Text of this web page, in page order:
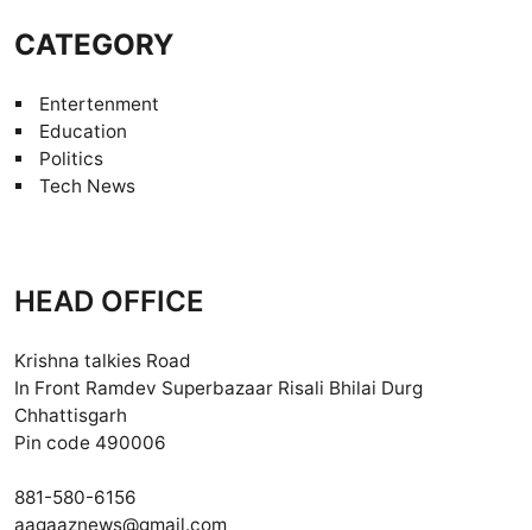
CATEGORY
Entertenment
Education
Politics
Tech News
HEAD OFFICE
Krishna talkies Road
In Front Ramdev Superbazaar Risali Bhilai Durg
Chhattisgarh
Pin code 490006
881-580-6156
aagaaznews@gmail.com